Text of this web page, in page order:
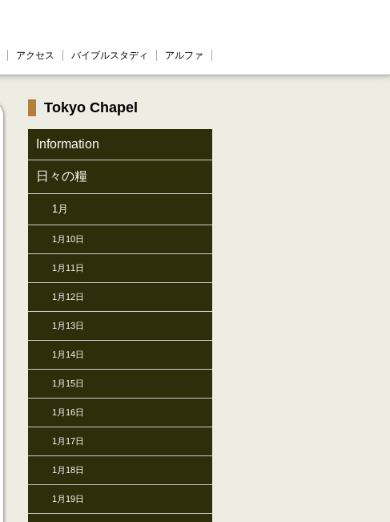
アクセス バイブルスタディ アルファ
Tokyo Chapel
Information
日々の糧
1月
1月10日
1月11日
1月12日
1月13日
1月14日
1月15日
1月16日
1月17日
1月18日
1月19日